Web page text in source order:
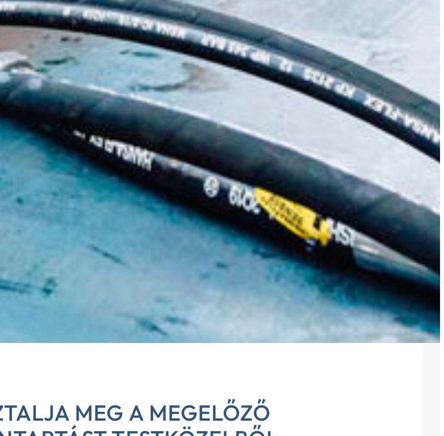
MEG A MEGELŐZŐ